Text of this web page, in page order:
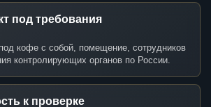
под требования
кофе с собой, помещение, сотрудников
контролирующих органов по России.
к проверке